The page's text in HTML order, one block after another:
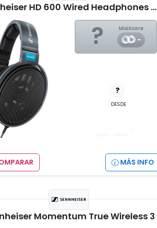
Sennheiser HD 600 Wired Headphones (Without Mic)
? MixiScore
-
?
DESDE
MÁS INFO
Momentum True Wireless 3